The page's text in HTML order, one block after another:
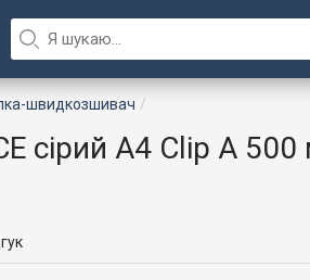
швидкозшивач
сірий А4 Clip A